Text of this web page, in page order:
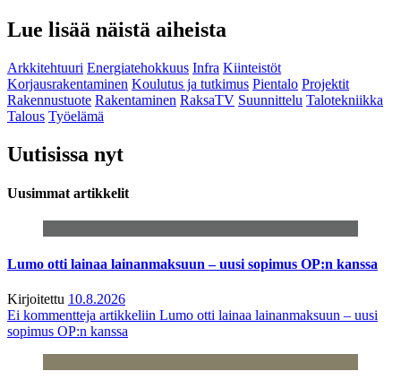
Lue lisää näistä aiheista
Arkkitehtuuri Energiatehokkuus Infra Kiinteistöt
Korjausrakentaminen Koulutus ja tutkimus Pientalo Projektit
Rakennustuote Rakentaminen RaksaTV Suunnittelu Talotekniikka
Talous Työelämä
Uutisissa nyt
Uusimmat artikkelit
Lumo otti lainaa lainanmaksuun – uusi sopimus OP:n kanssa
Kirjoitettu 10.8.2026
Ei kommentteja artikkeliin Lumo otti lainaa lainanmaksuun – uusi
sopimus OP:n kanssa